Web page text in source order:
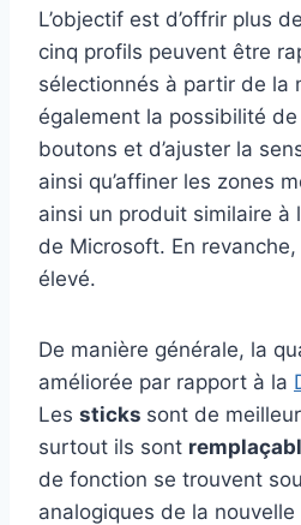
L’objectif est d’offrir plus
cinq profils peuvent être
sélectionnés à partir de la
également la possibilité
boutons et d’ajuster la
ainsi qu’affiner les zones
ainsi un produit similaire à
de Microsoft. En
élevé.
De manière générale, la
améliorée par rapport à la
Les sticks sont de
surtout ils sont
de fonction se trouvent
analogiques de la